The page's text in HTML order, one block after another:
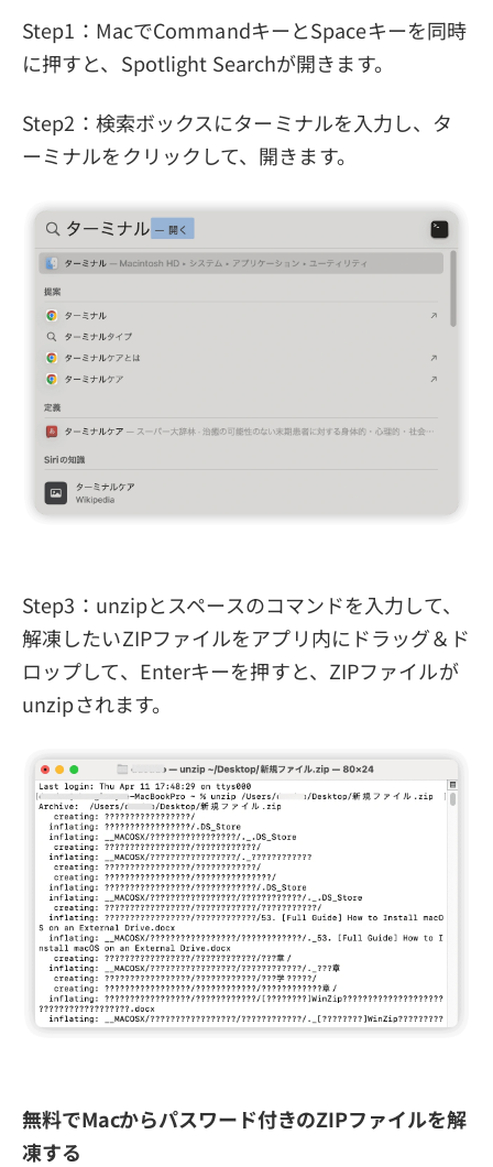
Step1：MacでCommandキーとSpaceキーを同時
に押すと、Spotlight Searchが開きます。
Step2：検索ボックスにターミナルを入力し、タ
ーミナルをクリックして、開きます。
Step3：unzipとスペースのコマンドを入力して、
解凍したいZIPファイルをアプリ内にドラッグ＆ド
ロップして、Enterキーを押すと、ZIPファイルが
unzipされます。
無料でMacからパスワード付きのZIPファイルを解
凍する